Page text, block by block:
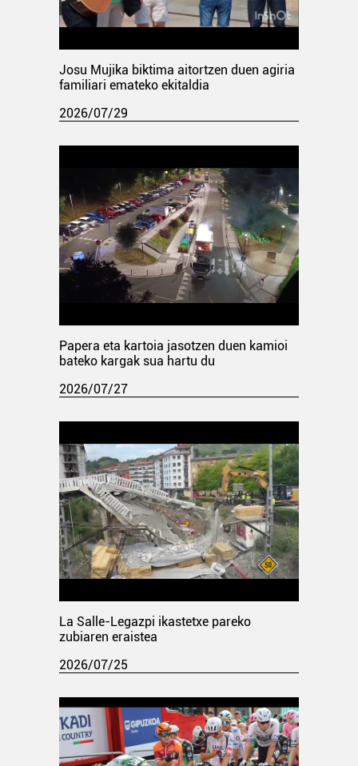
Josu Mujika biktima aitortzen duen agiria
familiari emateko ekitaldia
2026/07/29
Papera eta kartoia jasotzen duen kamioi
bateko kargak sua hartu du
2026/07/27
La Salle-Legazpi ikastetxe pareko
zubiaren eraistea
2026/07/25